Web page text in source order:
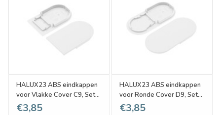
HALUX23 ABS eindkappen
voor Vlakke Cover C9, Set
van twee stuks
€3,85
HALUX23 ABS eindkappen
voor Ronde Cover D9, Set
van twee stuks
€3,85